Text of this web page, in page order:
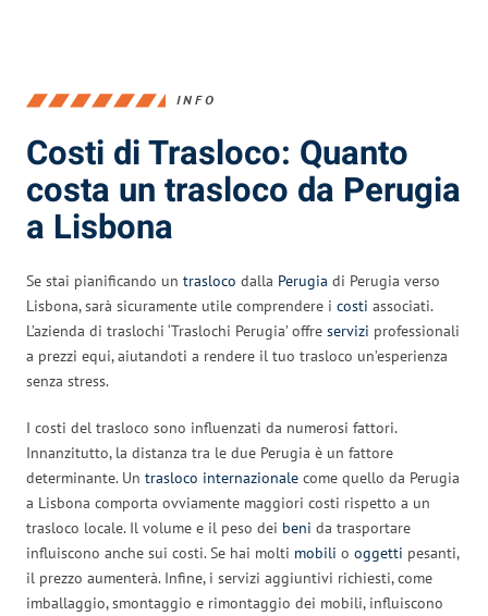
INFO
Costi di Trasloco: Quanto
costa un trasloco da Perugia
a Lisbona
Se stai pianificando un trasloco dalla Perugia di Perugia verso
Lisbona, sarà sicuramente utile comprendere i costi associati.
L’azienda di traslochi ‘Traslochi Perugia’ offre servizi professionali
a prezzi equi, aiutandoti a rendere il tuo trasloco un’esperienza
senza stress.
I costi del trasloco sono influenzati da numerosi fattori.
Innanzitutto, la distanza tra le due Perugia è un fattore
determinante. Un trasloco internazionale come quello da Perugia
a Lisbona comporta ovviamente maggiori costi rispetto a un
trasloco locale. Il volume e il peso dei beni da trasportare
influiscono anche sui costi. Se hai molti mobili o oggetti pesanti,
il prezzo aumenterà. Infine, i servizi aggiuntivi richiesti, come
imballaggio, smontaggio e rimontaggio dei mobili, influiscono